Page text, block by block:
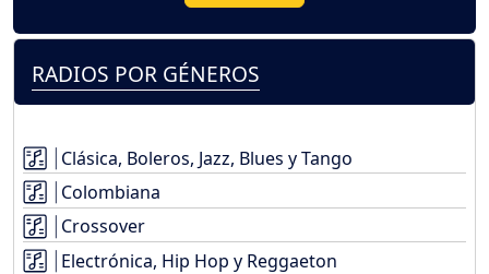
RADIOS POR GÉNEROS
Clásica, Boleros, Jazz, Blues y Tango
Colombiana
Crossover
Electrónica, Hip Hop y Reggaeton